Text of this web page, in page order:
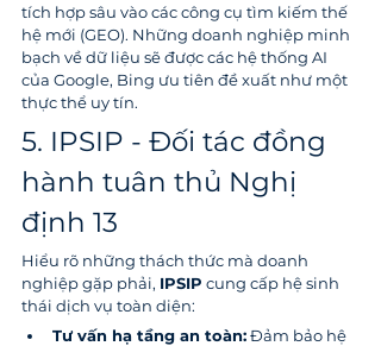
tích hợp sâu vào các công cụ tìm kiếm thế
hệ mới (GEO). Những doanh nghiệp minh
bạch về dữ liệu sẽ được các hệ thống AI
của Google, Bing ưu tiên đề xuất như một
thực thể uy tín.
5. IPSIP - Đối tác đồng
hành tuân thủ Nghị
định 13
Hiểu rõ những thách thức mà doanh
nghiệp gặp phải, IPSIP cung cấp hệ sinh
thái dịch vụ toàn diện:
Tư vấn hạ tầng an toàn: Đảm bảo hệ